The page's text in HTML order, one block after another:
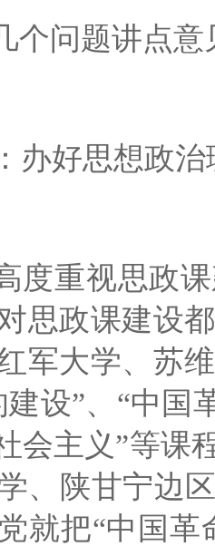
个问题讲点
办好思想政
度重视思政
思政课建设
军大学、苏
建设”、“中国
会主义”等课
、陕甘宁边
就把“中国